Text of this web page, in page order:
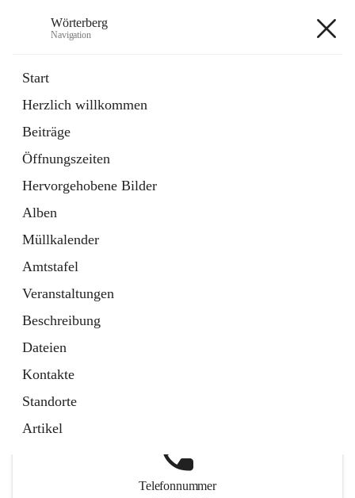
Wörterberg
Navigation
Start
Herzlich willkommen
Beiträge
Öffnungszeiten
Hervorgehobene Bilder
Alben
Müllkalender
Amtstafel
Veranstaltungen
Beschreibung
Dateien
Kontakte
Standorte
Artikel
5 Schnellzugriffe
Bürgerservice
9 Schnellzugriffe
Telefonnummer